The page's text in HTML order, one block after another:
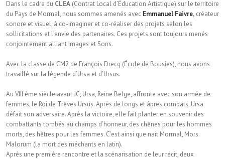
Dans le cadre du CLEA (Contrat Local d’Éducation Artistique) sur le territoire
du Pays de Mormal, nous sommes amenés avec Emmanuel Faivre, créateur
sonore et visuel, à co-imaginer et co-réaliser des projets selon les
sollicitations et l’envie des partenaires. Ces projets sont toujours menés
conjointement alliant Images et Sons.
Avec la classe de CM2 de François Drecq (École de Bousies), nous avons
travaillé sur la légende d’Ursa et d’Ursus.
Au VIII ème siècle avant JC, Ursa, Reine Belge, affronte avec son armée de
femmes, le Roi de Trêves Ursus. Après de longs et âpres combats, Ursa
défait son adversaire. Après la victoire, elle fait planter en souvenir des
combattants tombés au champs d’honneur, des chênes pour les hommes
morts, des hêtres pour les femmes. C’est ainsi que nait Mormal, Mors
Malorum (la mort des méchants en latin).
Après une première rencontre et la scénarisation de leur récit, deux